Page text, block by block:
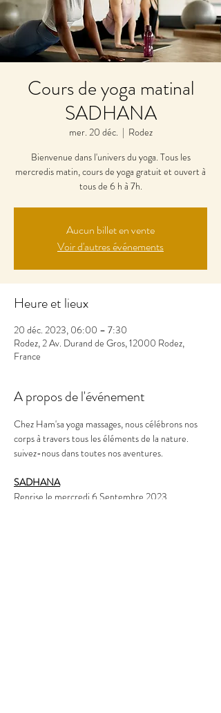
Cours de yoga matinal
SADHANA
mer. 20 déc.
  |
Rodez
Bienvenue dans l'univers du yoga. Tous les
mercredis matin, cours de yoga gratuit et ouvert à
tous de 6 h à 7h.
Aucun billet en vente
Voir d'autres événements
Heure et lieux
20 déc. 2023, 06:00 – 7:30
Rodez, 2 Av. Durand de Gros, 12000 Rodez,
France
A propos de l'événement
Chez Ham'sa yoga massages, nous célébrons nos
corps à travers tous les éléments de la nature.
suivez-nous dans toutes nos aventures.
SADHANA
Reprise le mercredi 6 Septembre 2023